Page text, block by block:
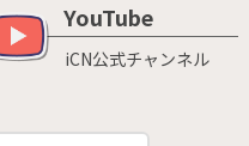
YouTube
iCN公式チャンネル